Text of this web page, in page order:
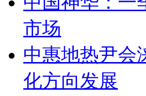
市场
中惠地热尹会
化方向发展